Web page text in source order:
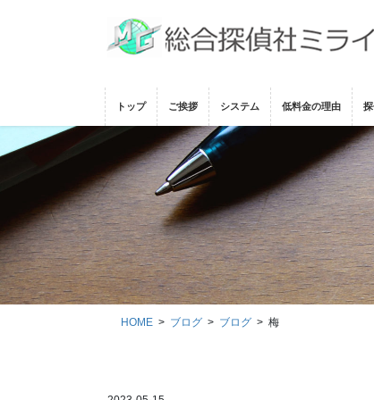
動
に
トップ ご挨拶 システム 低料金の理由
HOME ブログ ブログ 梅